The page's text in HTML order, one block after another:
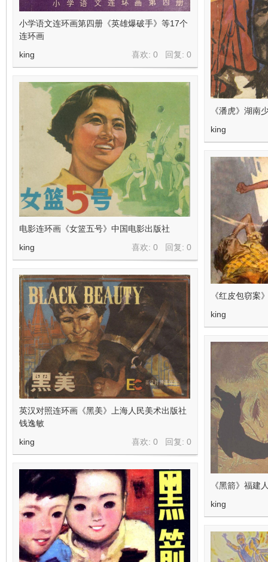
小学语文连环画第四册《英雄爆破手》等17个
连环画
喜欢: 0 回复: 0
king
《潘虎》湖南
king
电影连环画《女篮五号》中国电影出版社
喜欢: 0 回复: 0
king
《红皮包窃案
king
英汉对照连环画《黑美》上海人民美术出版社
钱逸敏
喜欢: 0 回复: 0
king
《黑箭》福建
king